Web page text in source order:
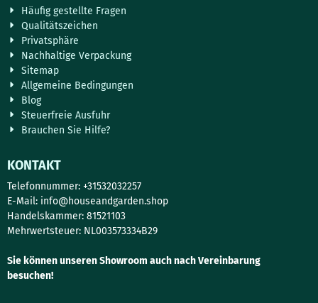
Häufig gestellte Fragen
Qualitätszeichen
Privatsphäre
Nachhaltige Verpackung
Sitemap
Allgemeine Bedingungen
Blog
Steuerfreie Ausfuhr
Brauchen Sie Hilfe?
KONTAKT
Telefonnummer: +31532032257
E-Mail: info@houseandgarden.shop
Handelskammer: 81521103
Mehrwertsteuer: NL003573334B29
Sie können unseren Showroom auch nach Vereinbarung
besuchen!